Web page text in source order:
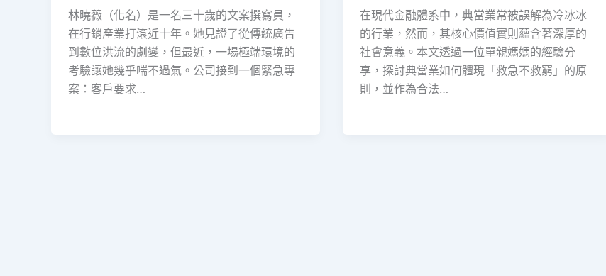
林曉薇（化名）是一名三十歲的文案撰寫員，
在行銷產業打滾近十年。她見證了從傳統廣告
到數位洪流的劇變，但最近，一場極端環境的
考驗讓她幾乎喘不過氣。公司接到一個緊急專
案：客戶要求…
在現代金融體系中，典當業常被誤解為冷冰冰
的行業，然而，其核心價值實則蘊含著深厚的
社會意義。本文透過一位單親媽媽的經驗分
享，探討典當業如何體現「救急不救窮」的原
則，並作為合法…